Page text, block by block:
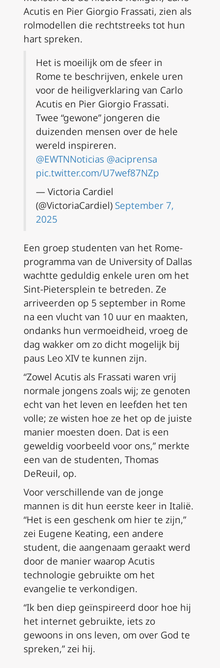
Acutis en Pier Giorgio Frassati, zien als
rolmodellen die rechtstreeks tot hun
hart spreken.
Het is moeilijk om de sfeer in
Rome te beschrijven, enkele uren
voor de heiligverklaring van Carlo
Acutis en Pier Giorgio Frassati.
Twee “gewone” jongeren die
duizenden mensen over de hele
wereld inspireren.
@EWTNNoticias @aciprensa
pic.twitter.com/U7wef87NZp
— Victoria Cardiel
(@VictoriaCardiel) September 7,
2025
Een groep studenten van het Rome-
programma van de University of Dallas
wachtte geduldig enkele uren om het
Sint-Pietersplein te betreden. Ze
arriveerden op 5 september in Rome
na een vlucht van 10 uur en maakten,
ondanks hun vermoeidheid, vroeg de
dag wakker om zo dicht mogelijk bij
paus Leo XIV te kunnen zijn.
“Zowel Acutis als Frassati waren vrij
normale jongens zoals wij; ze genoten
echt van het leven en leefden het ten
volle; ze wisten hoe ze het op de juiste
manier moesten doen. Dat is een
geweldig voorbeeld voor ons,” merkte
een van de studenten, Thomas
DeReuil, op.
Voor verschillende van de jonge
mannen is dit hun eerste keer in Italië.
“Het is een geschenk om hier te zijn,”
zei Eugene Keating, een andere
student, die aangenaam geraakt werd
door de manier waarop Acutis
technologie gebruikte om het
evangelie te verkondigen.
“Ik ben diep geïnspireerd door hoe hij
het internet gebruikte, iets zo
gewoons in ons leven, om over God te
spreken,” zei hij.